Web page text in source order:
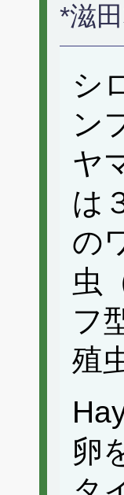
*滋
シ
ン
ヤ
は
の
虫
フ
殖
卵